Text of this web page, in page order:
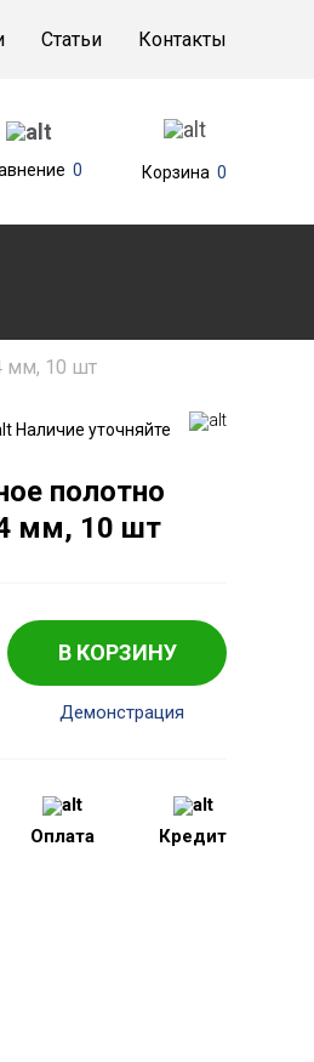
Статьи Контакты
0 Корзина 0
мм, 10 шт
Наличие уточняйте
полотно
мм, 10 шт
В КОРЗИНУ
Демонстрация
Оплата Кредит